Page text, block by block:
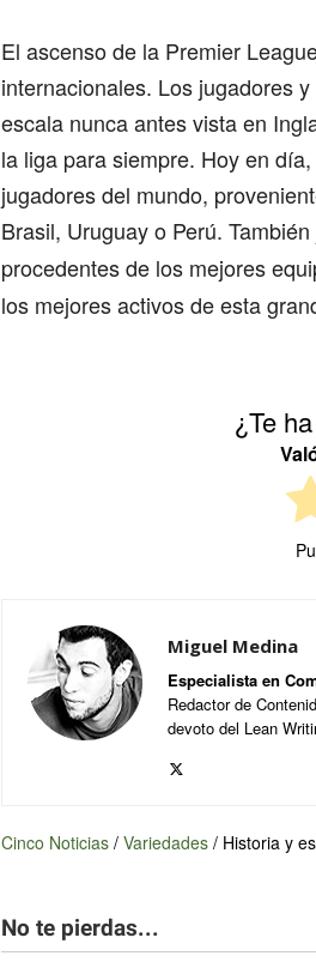
El ascenso de la Premier
internacionales. Los jugadores
escala nunca antes vista en
la liga para siempre. Hoy en
jugadores del mundo,
Brasil, Uruguay o Perú.
procedentes de los mejores
los mejores activos de esta
¿Te
Miguel Medina
Especialista en
Redactor de
devoto del Lean
Cinco Noticias / Variedades / Historia y
No te pierdas...